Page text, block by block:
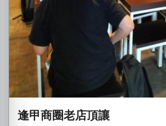
逢甲商圈老店頂讓